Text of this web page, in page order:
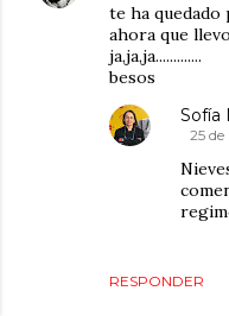
te ha quedado
ahora que
ja,ja,ja.............
besos
RESPONDER
Sofía
25 de